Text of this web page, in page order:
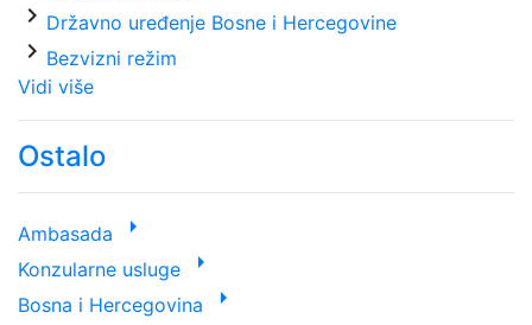
chevron_right Državno uređenje Bosne i Hercegovine
chevron_right Bezvizni režim
Vidi više
Ostalo
Ambasada arrow_right
Konzularne usluge arrow_right
Bosna i Hercegovina arrow_right